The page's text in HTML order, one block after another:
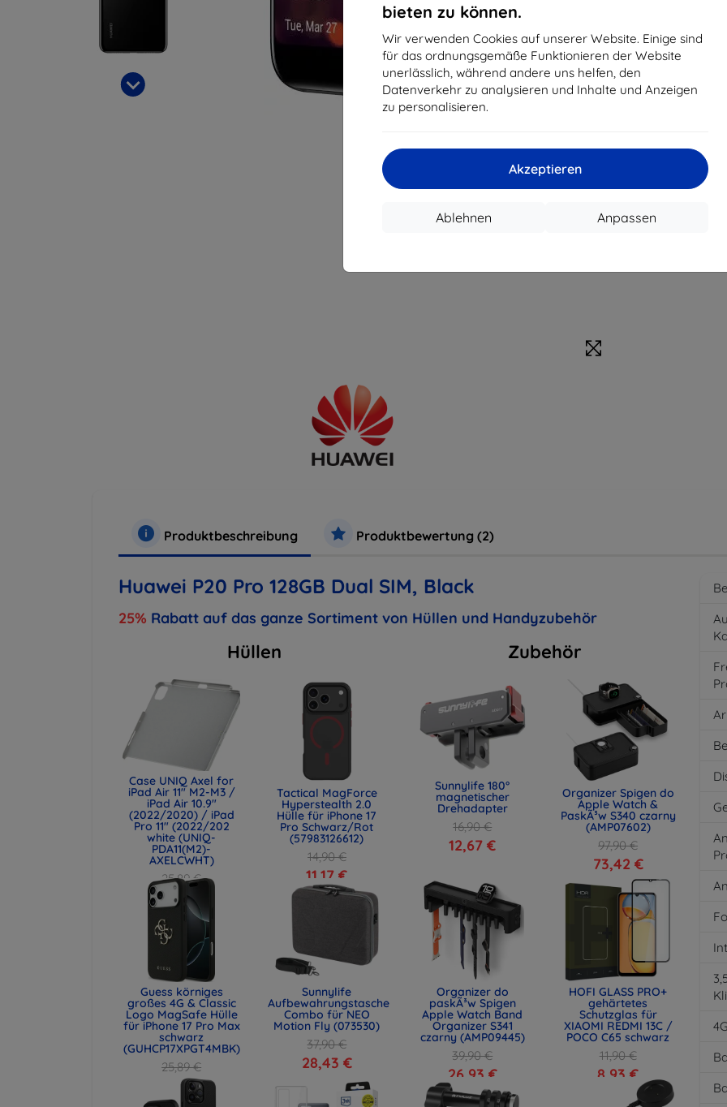
bieten zu können.
Wir verwenden Cookies auf unserer Website. Einige sind
für das ordnungsgemäße Funktionieren der Website
unerlässlich, während andere uns helfen, den
Datenverkehr zu analysieren und Inhalte und Anzeigen
zu personalisieren.
Akzeptieren
Anpassen
Ablehnen
Produktbeschreibung Produktbewertung (2)
Huawei P20 Pro 128GB Dual SIM, Black
25% Rabatt auf das ganze Sortiment von Hüllen und Handyzubehör
Hüllen
Case UNIQ Axel for
iPad Air 11" M2-M3 /
iPad Air 10.9"
(2022/2020) / iPad
Pro 11" (2022/202
white (UNIQ-
PDA11(M2)-
AXELCWHT)
25,89 €
19,42 €
Tactical MagForce
Hyperstealth 2.0
Hülle für iPhone 17
Pro Schwarz/Rot
(57983126612)
14,90 €
11,17 €
Guess körniges
großes 4G & Classic
Logo MagSafe Hülle
für iPhone 17 Pro Max
schwarz
(GUHCP17XPGT4MBK)
25,89 €
19,42 €
Sunnylife
Aufbewahrungstasche
Combo für NEO
Motion Fly (073530)
37,90 €
28,43 €
Zubehör
Sunnylife 180°
magnetischer
Drehadapter
16,90 €
12,67 €
Organizer Spigen do
Apple Watch &
PaskÃ³w S340 czarny
(AMP07602)
97,90 €
73,42 €
Organizer do
paskÃ³w Spigen
Apple Watch Band
Organizer S341
czarny (AMP09445)
39,90 €
26,93 €
HOFI GLASS PRO+
gehärtetes
Schutzglas für
XIAOMI REDMI 13C /
POCO C65 schwarz
11,90 €
8,93 €